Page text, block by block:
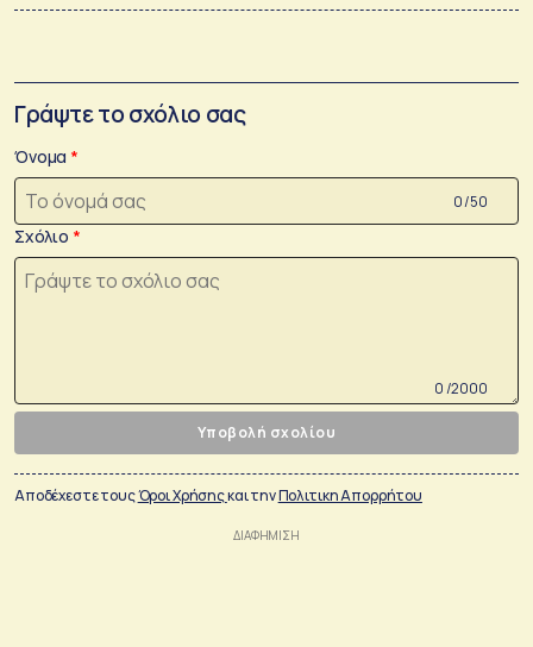
Γράψτε το σχόλιο σας
Όνομα
0 /50
Σχόλιο
0 /2000
Υποβολή σχολίου
Αποδέχεστε τουςΌροι Χρήσηςκαι τηνΠολιτικη Απορρήτου